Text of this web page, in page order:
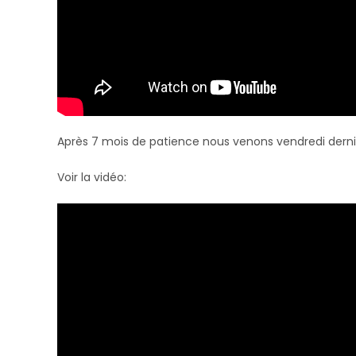
Après 7 mois de patience nous venons vendredi
Voir la vidéo: